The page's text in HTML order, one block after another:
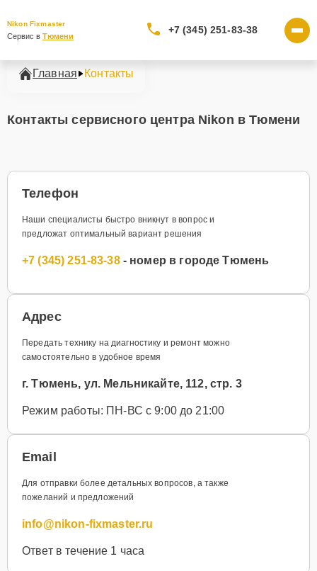
Nikon Fixmaster
Сервис в Тюмени
+7 (345) 251-83-38
Главная Контакты
Контакты сервисного центра Nikon в Тюмени
Телефон
Наши специалисты быстро вникнут в вопрос и
предложат оптимальный вариант решения
+7 (345) 251-83-38- номер в городе Тюмень
Адрес
Передать технику на диагностику и ремонт можно
самостоятельно в удобное время
г. Тюмень, ул. Мельникайте, 112, стр. 3
Режим работы: ПН-ВС с 9:00 до 21:00
Email
Для отправки более детальных вопросов, а также
пожеланий и предложений
info@nikon-fixmaster.ru
Ответ в течение 1 часа